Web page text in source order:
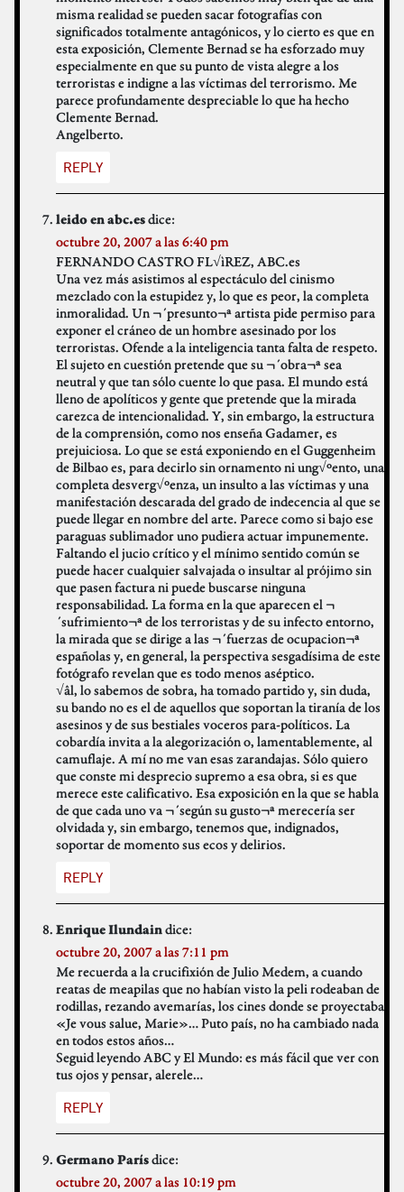
misma realidad se pueden sacar fotografías con
significados totalmente antagónicos, y lo cierto es que en
esta exposición, Clemente Bernad se ha esforzado muy
especialmente en que su punto de vista alegre a los
terroristas e indigne a las víctimas del terrorismo. Me
parece profundamente despreciable lo que ha hecho
Clemente Bernad.
Angelberto.
REPLY
leido en abc.esdice:
octubre 20, 2007 a las 6:40 pm
FERNANDO CASTRO FL√ìREZ, ABC.es
Una vez más asistimos al espectáculo del cinismo
mezclado con la estupidez y, lo que es peor, la completa
inmoralidad. Un ¬´presunto¬ª artista pide permiso para
exponer el cráneo de un hombre asesinado por los
terroristas. Ofende a la inteligencia tanta falta de respeto.
El sujeto en cuestión pretende que su ¬´obra¬ª sea
neutral y que tan sólo cuente lo que pasa. El mundo está
lleno de apolíticos y gente que pretende que la mirada
carezca de intencionalidad. Y, sin embargo, la estructura
de la comprensión, como nos enseña Gadamer, es
prejuiciosa. Lo que se está exponiendo en el Guggenheim
de Bilbao es, para decirlo sin ornamento ni ung√ºento, una
completa desverg√ºenza, un insulto a las víctimas y una
manifestación descarada del grado de indecencia al que se
puede llegar en nombre del arte. Parece como si bajo ese
paraguas sublimador uno pudiera actuar impunemente.
Faltando el jucio crítico y el mínimo sentido común se
puede hacer cualquier salvajada o insultar al prójimo sin
que pasen factura ni puede buscarse ninguna
responsabilidad. La forma en la que aparecen el ¬
´sufrimiento¬ª de los terroristas y de su infecto entorno,
la mirada que se dirige a las ¬´fuerzas de ocupacion¬ª
españolas y, en general, la perspectiva sesgadísima de este
fotógrafo revelan que es todo menos aséptico.
√âl, lo sabemos de sobra, ha tomado partido y, sin duda,
su bando no es el de aquellos que soportan la tiranía de los
asesinos y de sus bestiales voceros para-políticos. La
cobardía invita a la alegorización o, lamentablemente, al
camuflaje. A mí no me van esas zarandajas. Sólo quiero
que conste mi desprecio supremo a esa obra, si es que
merece este calificativo. Esa exposición en la que se habla
de que cada uno va ¬´según su gusto¬ª merecería ser
olvidada y, sin embargo, tenemos que, indignados,
soportar de momento sus ecos y delirios.
REPLY
Enrique Ilundaindice:
octubre 20, 2007 a las 7:11 pm
Me recuerda a la crucifixión de Julio Medem, a cuando
reatas de meapilas que no habían visto la peli rodeaban de
rodillas, rezando avemarías, los cines donde se proyectaba
«Je vous salue, Marie»… Puto país, no ha cambiado nada
en todos estos años…
Seguid leyendo ABC y El Mundo: es más fácil que ver con
tus ojos y pensar, alerele…
REPLY
Germano Parísdice:
octubre 20, 2007 a las 10:19 pm